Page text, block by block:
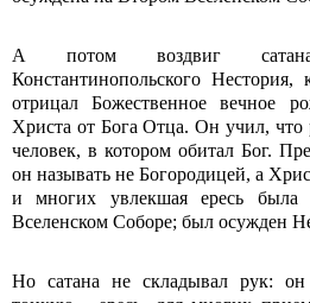
А потом воздвиг
Константинопольского
отрицал Божественное вечное
Христа от Бога Отца. Он учил,
человек, в котором обитал Бог.
он называть не Богородицей, а
и многих увлекшая ересь была
Вселенском Соборе; был осужден
Но сатана не складывал рук: